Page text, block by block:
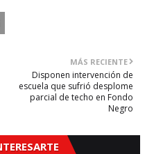
MÁS RECIENTE
Disponen intervención de
escuela que sufrió desplome
parcial de techo en Fondo
Negro